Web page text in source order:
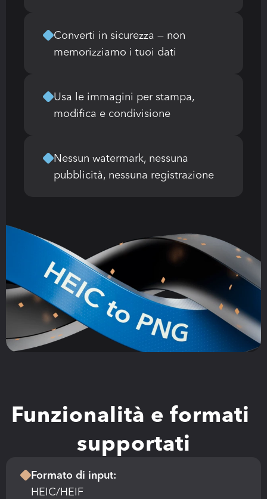
Converti in sicurezza — non
memorizziamo i tuoi dati
Usa le immagini per stampa,
modifica e condivisione
Nessun watermark, nessuna
pubblicità, nessuna registrazione
Funzionalità e formati
supportati
Formato di input:
HEIC/HEIF